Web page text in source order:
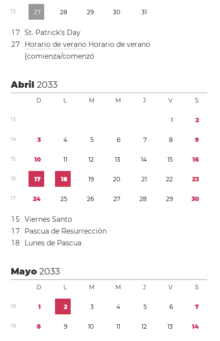
13 27 28 29 30 31
1 7 St. Patrick’s Day
27 Horario de verano Horario de verano
{comienza/comenzó
Abril2033
D L M M J V S
13 1 2
14 3 4 5 6 7 8 9
15 10 11 12 13 14 15 16
16 17 18 19 20 21 22 23
17 24 25 26 27 28 29 30
1 5 Viernes Santo
1 7
Pascua de Resurrección
18 Lunes de Pascua
Mayo2033
D L M M J V S
18 1 2 3 4 5 6 7
19 8 9 10 11 12 13 14